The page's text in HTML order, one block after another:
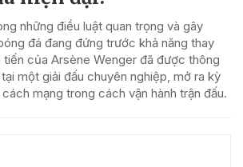
những điều luật quan trọng và gây
đá đang đứng trước khả năng thay
của Arsène Wenger đã được thông
một giải đấu chuyên nghiệp, mở ra kỳ
mạng trong cách vận hành trận đấu.